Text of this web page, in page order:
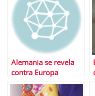
Alemania se revela
contra Europa